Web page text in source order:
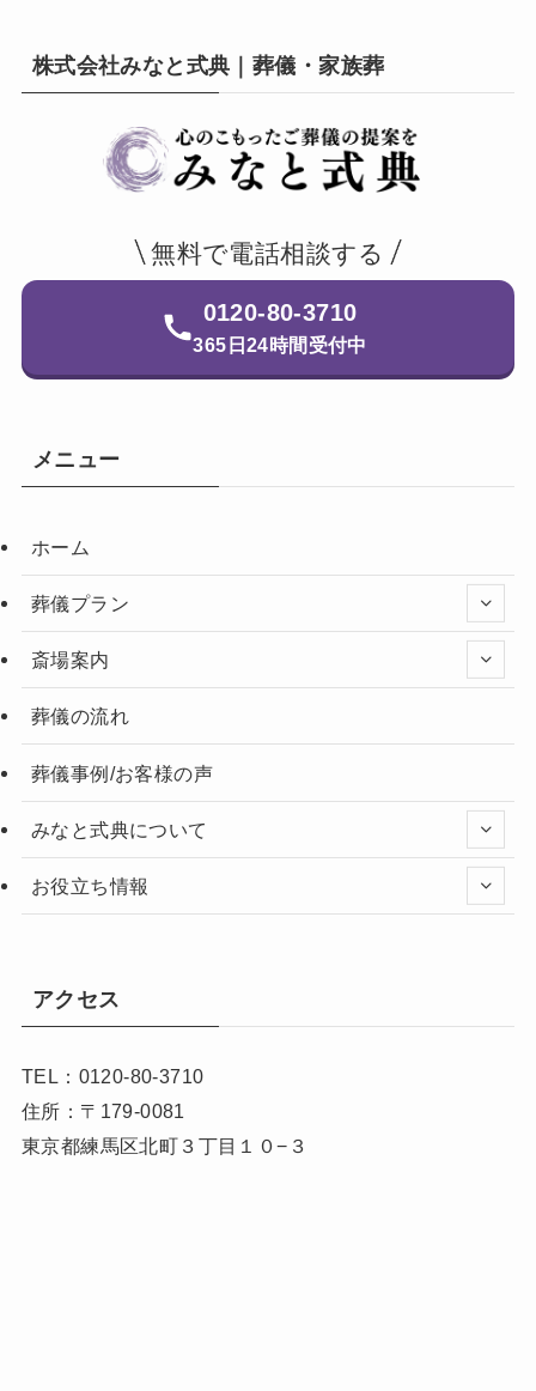
株式会社みなと式典｜葬儀・家族葬
無料で電話相談する
0120-80-3710
365日24時間受付中
メニュー
ホーム
葬儀プラン
斎場案内
葬儀の流れ
葬儀事例/お客様の声
みなと式典について
お役立ち情報
アクセス
TEL：0120-80-3710
住所：〒179-0081
東京都練馬区北町３丁目１０−３